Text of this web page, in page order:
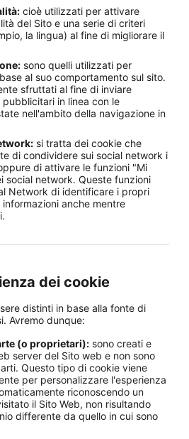
cioè utilizzati per attivare
del Sito e una serie di criteri
la lingua) al fine di migliorare il
sono quelli utilizzati per
al suo comportamento sul sito.
sfruttati al fine di inviare
in linea con le
nell'ambito della navigazione in
si tratta dei cookie che
di condividere sui social network i
di attivare le funzioni "Mi
social network. Queste funzioni
Network di identificare i propri
anche mentre
dei cookie
distinti in base alla fonte di
Avremo dunque:
(o proprietari): sono creati e
server del Sito web e non sono
Questo tipo di cookie viene
per personalizzare l'esperienza
riconoscendo un
il Sito Web, non risultando
differente da quello in cui sono